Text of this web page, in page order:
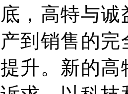
底，高特与
产到销售的
提升。新的高